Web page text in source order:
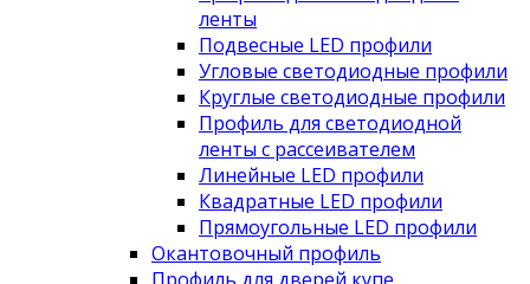
ленты
Подвесные LED профили
Угловые светодиодные профили
Круглые светодиодные профили
Профиль для светодиодной
ленты с рассеивателем
Линейные LED профили
Квадратные LED профили
Прямоугольные LED профили
Окантовочный профиль